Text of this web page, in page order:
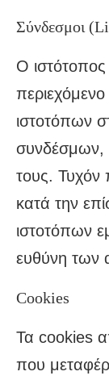
Σύνδεσμοι
Ο ιστότοπος
ιστοτόπων
συνδέσμων,
τους.
κατά την
ιστοτόπων
ευθύνη των
Cookies
Τα cookies
που